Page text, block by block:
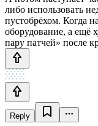
либо использовать
пустобрёхом. Когда
оборудование, а ещё
пару патчей» после
Reply